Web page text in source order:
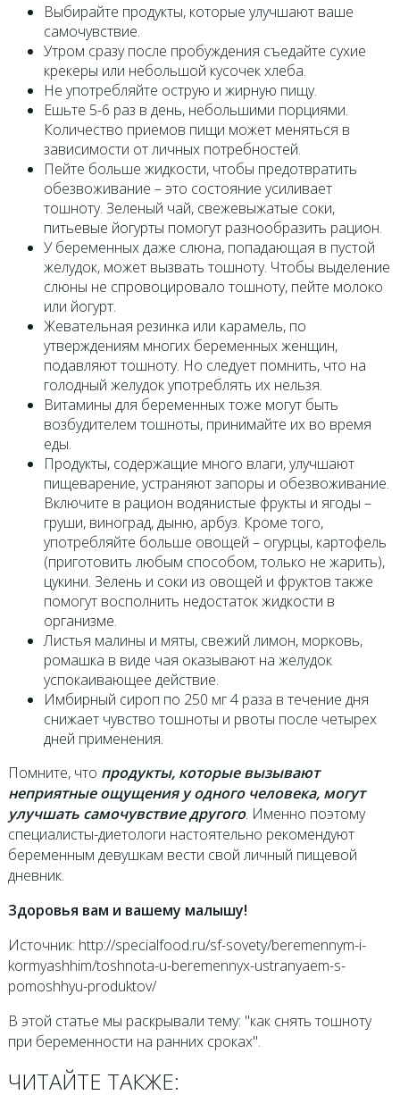
Выбирайте продукты, которые улучшают ваше
самочувствие.
Утром сразу после пробуждения съедайте сухие
крекеры или небольшой кусочек хлеба.
Не употребляйте острую и жирную пищу.
Ешьте 5-6 раз в день, небольшими порциями.
Количество приемов пищи может меняться в
зависимости от личных потребностей.
Пейте больше жидкости, чтобы предотвратить
обезвоживание – это состояние усиливает
тошноту. Зеленый чай, свежевыжатые соки,
питьевые йогурты помогут разнообразить рацион.
У беременных даже слюна, попадающая в пустой
желудок, может вызвать тошноту. Чтобы выделение
слюны не спровоцировало тошноту, пейте молоко
или йогурт.
Жевательная резинка или карамель, по
утверждениям многих беременных женщин,
подавляют тошноту. Но следует помнить, что на
голодный желудок употреблять их нельзя.
Витамины для беременных тоже могут быть
возбудителем тошноты, принимайте их во время
еды.
Продукты, содержащие много влаги, улучшают
пищеварение, устраняют запоры и обезвоживание.
Включите в рацион водянистые фрукты и ягоды –
груши, виноград, дыню, арбуз. Кроме того,
употребляйте больше овощей – огурцы, картофель
(приготовить любым способом, только не жарить),
цукини. Зелень и соки из овощей и фруктов также
помогут восполнить недостаток жидкости в
организме.
Листья малины и мяты, свежий лимон, морковь,
ромашка в виде чая оказывают на желудок
успокаивающее действие.
Имбирный сироп по 250 мг 4 раза в течение дня
снижает чувство тошноты и рвоты после четырех
дней применения.
Помните, что продукты, которые вызывают
неприятные ощущения у одного человека, могут
улучшать самочувствие другого. Именно поэтому
специалисты-диетологи настоятельно рекомендуют
беременным девушкам вести свой личный пищевой
дневник.
Здоровья вам и вашему малышу!
Источник: http://specialfood.ru/sf-sovety/beremennym-i-
kormyashhim/toshnota-u-beremennyx-ustranyaem-s-
pomoshhyu-produktov/
В этой статье мы раскрывали тему: "как снять тошноту
при беременности на ранних сроках".
ЧИТАЙТЕ ТАКЖЕ: